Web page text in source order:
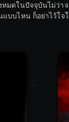
หมดในปัจจุบันไม่ว่
แบบไหน ก็อย่าไว้ใจ